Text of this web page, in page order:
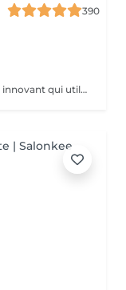
390
La cryolipolyse 8 plaques est un traitement innovant qui utilise des plaques en silicone refroidissantes pour cibler et éliminer définitivement jusqu'à 40 % des cellules graisseuses dans les zones traitées. Grâce à un processus de refroidissement contrôlé, les cellules graisseuses sont cristallisées, puis éliminées naturellement par l'organisme au fil des semaines, offrant des résultats visibles sans chirurgie ni temps de récupération.